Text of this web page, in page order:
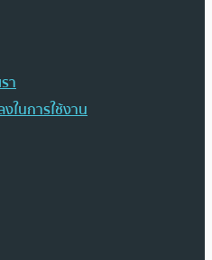
า
ในการใช้งาน